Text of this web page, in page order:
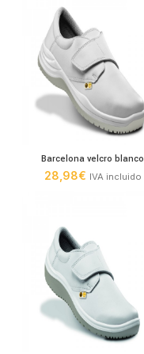
Barcelona velcro blanco
28,98€ IVA incluido